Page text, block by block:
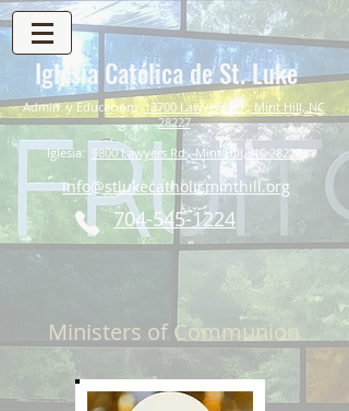
Iglesia Católica de St. Luke
Admin. y Educación: 13700 Lawyers Rd., Mint Hill, NC
28227
Iglesia: 9800 Lawyers Rd., Mint Hill, NC 28227
info@stlukecatholicminthill.org
704-545-1224
Ministers of Communion